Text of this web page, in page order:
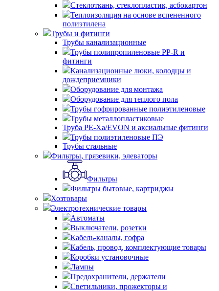
Стеклоткань, стеклопластик, асбокартон
Теплоизоляция на основе вспененного
полиэтилена
Трубы и фитинги
Трубы канализационные
Трубы полипропиленовые PP-R и
фитинги
Канализационные люки, колодцы и
дождеприемники
Оборудование для монтажа
Оборудование для теплого пола
Трубы гофрированные полиэтиленовые
Трубы металлопластиковые
Труба PE-Xa/EVON и аксиальные фитинги
Трубы полиэтиленовые ПЭ
Трубы стальные
Фильтры, грязевики, элеваторы
Фильтры
Фильтры бытовые, картриджы
Хозтовары
Электротехнические товары
Автоматы
Выключатели, розетки
Кабель-каналы, гофра
Кабель, провод, комплектующие товары
Коробки установочные
Лампы
Предохранители, держатели
Светильники, прожекторы и